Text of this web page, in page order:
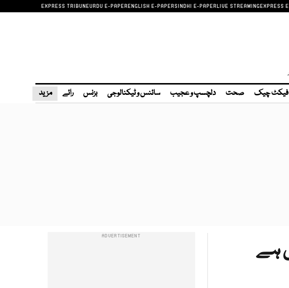
EXPRESS TRIBUNEURDU E-PAPERENGLISH E-PAPERSINDHI E-PAPERLIVE STREAMINGEXPRESS
فیکٹ چیک صحت دلچسپ و عجیب سائنس و ٹیکنالوجی بزنس رائے مزید
ہے